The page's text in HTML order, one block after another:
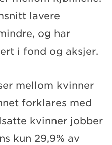
lavere
og har
i fond og aksjer.
mellom kvinner
forklares med
kvinner jobber
kun 29,9% av